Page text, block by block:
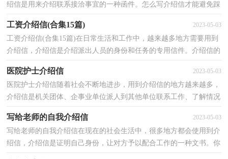
绍信是用来介绍联系接洽事宜的一种函件。怎么写介绍信才能避免踩
工资介绍信(合集15篇) 2023-05-03
工资介绍信(合集15篇)在日常生活和工作中，越来越多地方需要用到
介绍信，介绍信是介绍派出人员的身份和任务的专用信件。介绍信的
医院护士介绍信 2023-05-03
医院护士介绍信随着社会不断地进步，用到介绍信的地方越来越多，
介绍信是机关团体、企事业单位派人到其他单位联系工作、了解情况
写给老师的自我介绍信 2023-05-03
写给老师的自我介绍信在现在的社会生活中，很多地方都会使用到介
绍信，介绍信是证明自己身份，让对方予以配合工作的一种文书。你